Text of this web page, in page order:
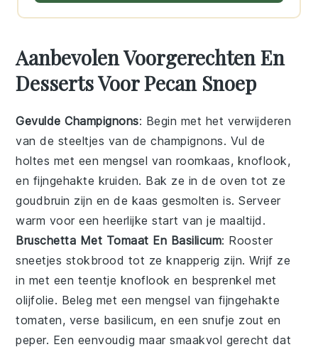
Aanbevolen Voorgerechten En
Desserts Voor Pecan Snoep
Gevulde Champignons: Begin met het verwijderen
van de steeltjes van dechampignons. Vul de
holtes met een mengsel van roomkaas, knoflook,
en fijngehakte kruiden. Bak ze in de oven tot ze
goudbruin zijn en de kaas gesmolten is. Serveer
warm voor een heerlijke start van je maaltijd.
Bruschetta Met Tomaat En Basilicum: Rooster
sneetjes stokbrood tot ze knapperig zijn. Wrijf ze
in met een teentje knoflook en besprenkel met
olijfolie. Beleg met een mengsel van fijngehakte
tomaten, verse basilicum, en een snufje zout en
peper. Een eenvoudig maar smaakvol gerecht dat